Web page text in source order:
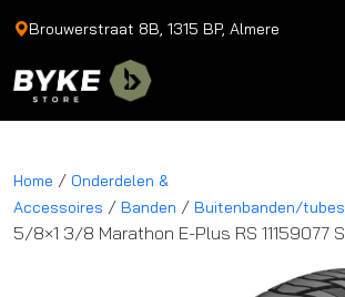
Brouwerstraat 8B, 1315 BP, Almere
Home / Onderdelen &
Accessoires / Banden / Buitenbanden/tubes
5/8×1 3/8 Marathon E-Plus RS 11159077 S